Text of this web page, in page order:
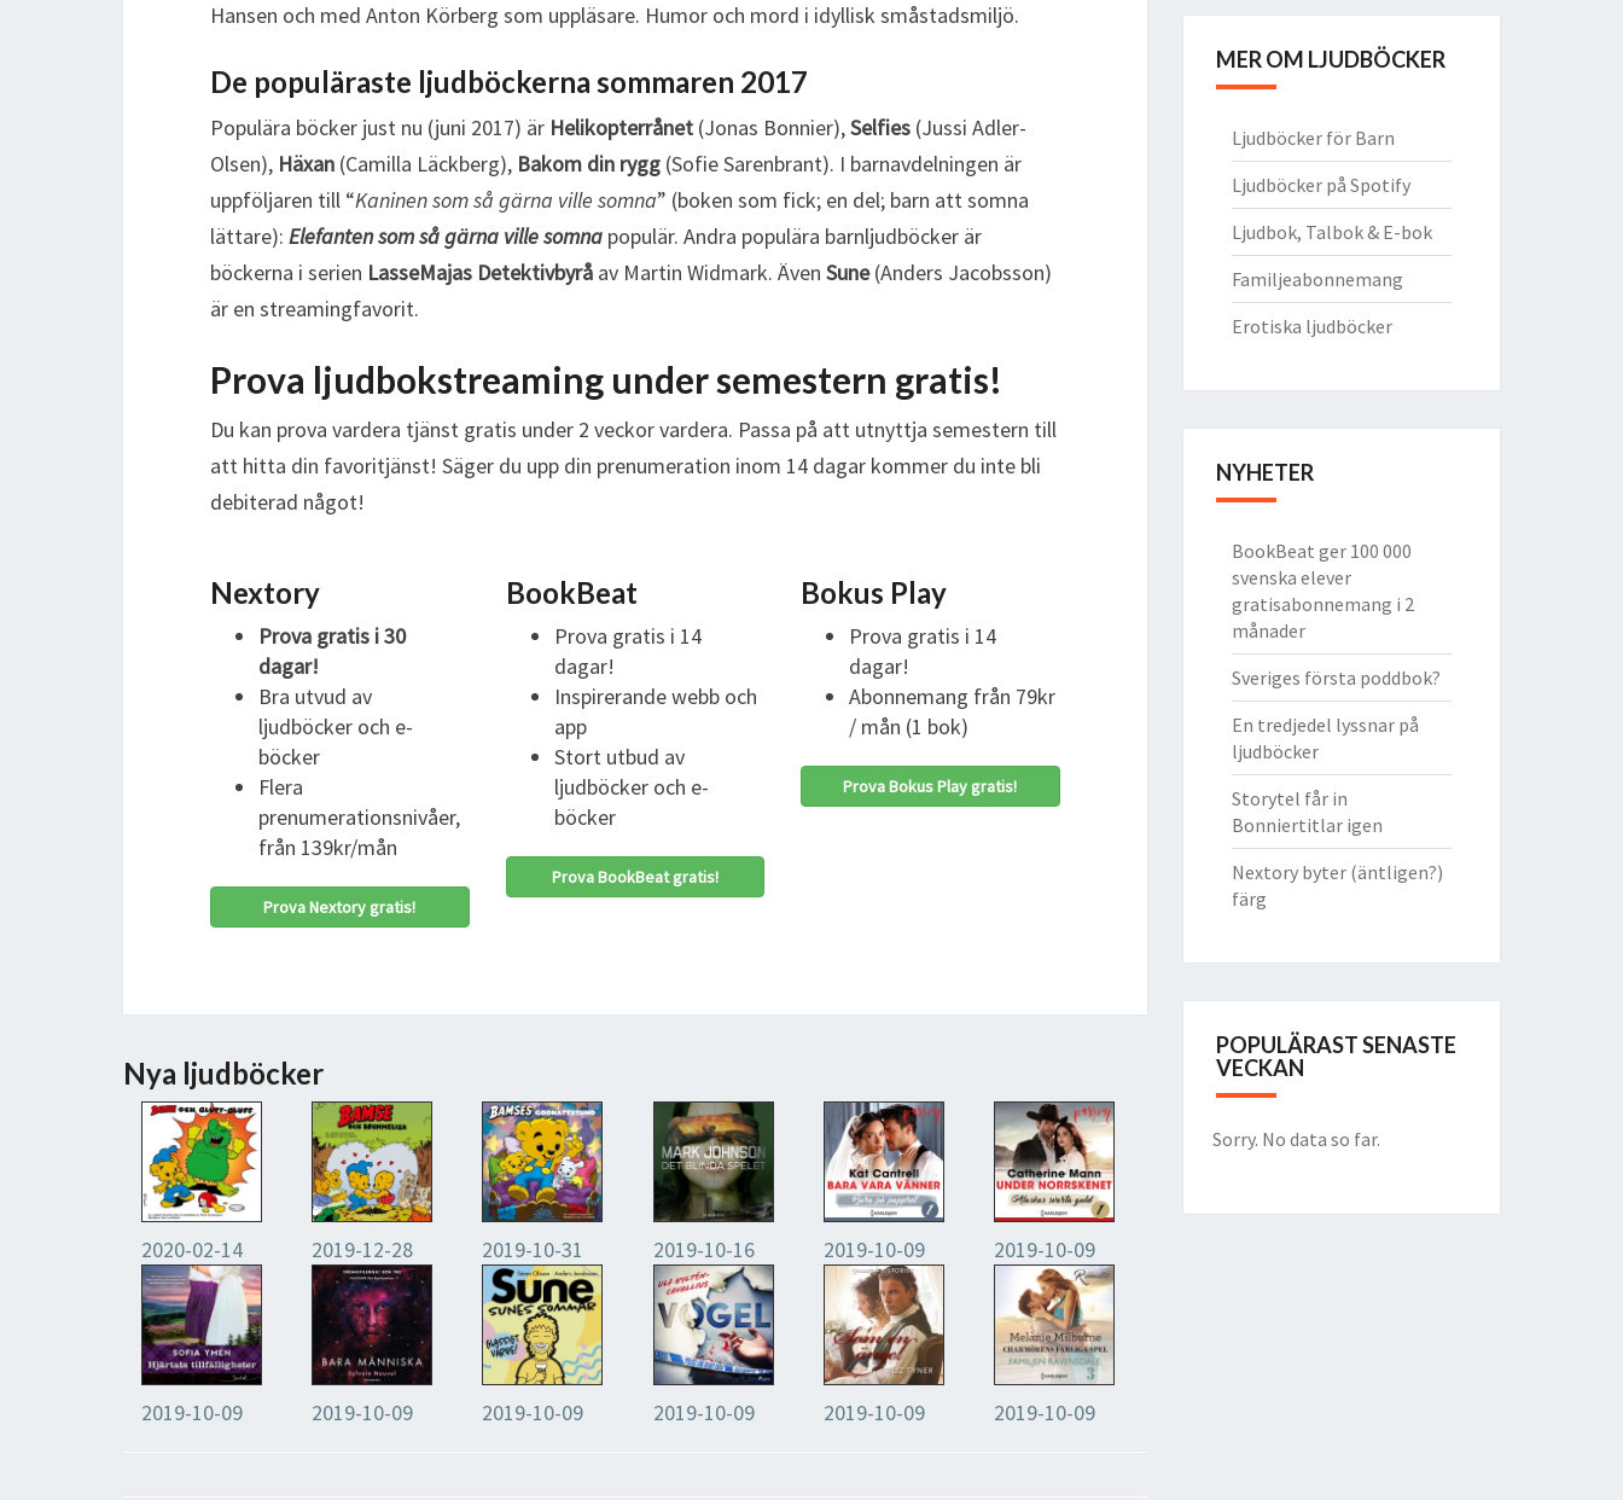
Hansen och med Anton Körberg som uppläsare. Humor och mord i idyllisk småstadsmiljö.
De populäraste ljudböckerna sommaren 2017
Populära böcker just nu (juni 2017) är Helikopterrånet (Jonas Bonnier),Selfies (Jussi Adler-
Olsen), Häxan (Camilla Läckberg), Bakom din rygg (Sofie Sarenbrant). I barnavdelningen är
uppföljaren till “Kaninen som så gärna ville somna” (boken som fick; en del; barn att somna
lättare): Elefanten som så gärna ville somna populär. Andra populära barnljudböcker är
böckerna i serien LasseMajas Detektivbyrå av Martin Widmark. Även Sune(Anders Jacobsson)
är en streamingfavorit.
Prova ljudbokstreaming under semestern gratis!
Du kan prova vardera tjänst gratis under 2 veckor vardera. Passa på att utnyttja semestern till
att hitta din favoritjänst! Säger du upp din prenumeration inom 14 dagar kommer du inte bli
debiterad något!
Nextory
Prova gratis i 30
dagar!
Bra utvud av
ljudböcker och e-
böcker
Flera
prenumerationsnivåer,
från 139kr/mån
Prova Nextory gratis!
BookBeat
Prova gratis i 14
dagar!
Inspirerande webb och
app
Stort utbud av
ljudböcker och e-
böcker
Prova BookBeat gratis!
Bokus Play
Prova gratis i 14
dagar!
Abonnemang från 79kr
/ mån (1 bok)
Prova Bokus Play gratis!
Nya ljudböcker
2020-02-14 2019-12-28 2019-10-31 2019-10-16 2019-10-09 2019-10-09
2019-10-09 2019-10-09 2019-10-09 2019-10-09 2019-10-09 2019-10-09
MER OM LJUDBÖCKER
Ljudböcker för Barn
Ljudböcker på Spotify
Ljudbok, Talbok & E-bok
Familjeabonnemang
Erotiska ljudböcker
NYHETER
BookBeat ger 100 000
svenska elever
gratisabonnemang i 2
månader
Sveriges första poddbok?
En tredjedel lyssnar på
ljudböcker
Storytel får in
Bonniertitlar igen
Nextory byter (äntligen?)
färg
POPULÄRAST SENASTE
VECKAN
Sorry. No data so far.